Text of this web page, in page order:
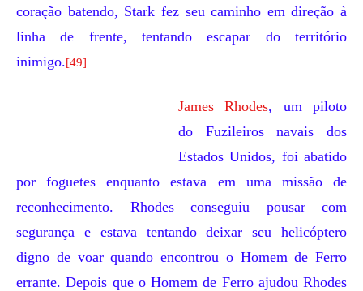
coração batendo, Stark fez seu caminho em direção à
linha de frente, tentando escapar do território
inimigo.[49]
James Rhodes, um piloto
do Fuzileiros navais dos
Estados Unidos, foi abatido
por foguetes enquanto estava em uma missão de
reconhecimento. Rhodes conseguiu pousar com
segurança e estava tentando deixar seu helicóptero
digno de voar quando encontrou o Homem de Ferro
errante. Depois que o Homem de Ferro ajudou Rhodes